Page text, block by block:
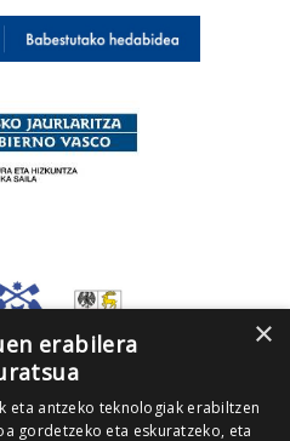
×
erabilera
eta antzeko teknologiak erabiltzen
gordetzeko eta eskuratzeko, eta